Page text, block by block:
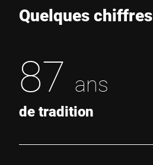
Quelques chiffres
87 ans
de tradition